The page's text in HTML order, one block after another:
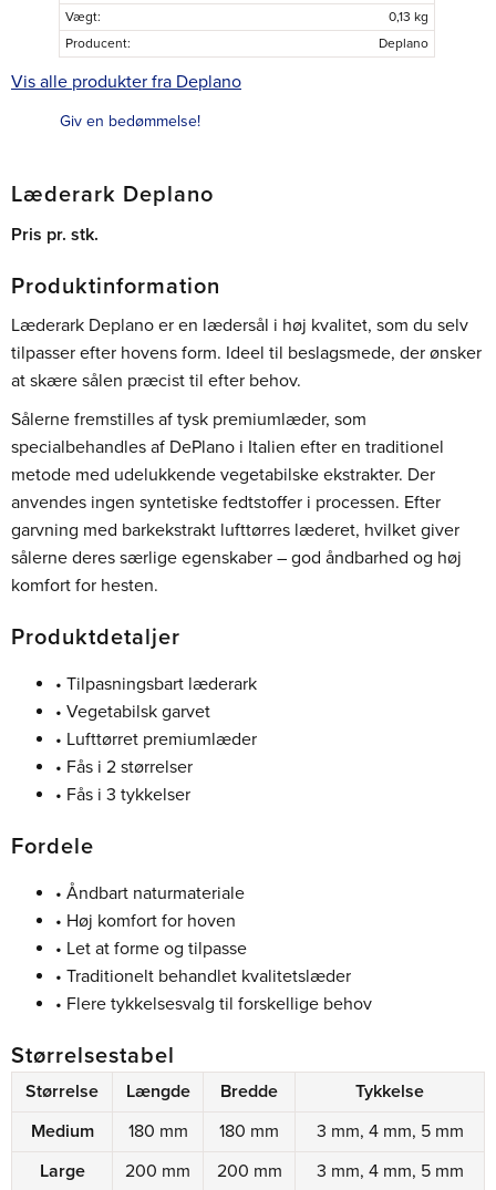
Vægt
0,13 kg
Producent
Deplano
Vis alle produkter fra Deplano
Giv en bedømmelse!
Læderark Deplano
Pris pr. stk.
Produktinformation
Læderark Deplano er en lædersål i høj kvalitet, som du selv
tilpasser efter hovens form. Ideel til beslagsmede, der ønsker
at skære sålen præcist til efter behov.
Sålerne fremstilles af tysk premiumlæder, som
specialbehandles af DePlano i Italien efter en traditionel
metode med udelukkende vegetabilske ekstrakter. Der
anvendes ingen syntetiske fedtstoffer i processen. Efter
garvning med barkekstrakt lufttørres læderet, hvilket giver
sålerne deres særlige egenskaber – god åndbarhed og høj
komfort for hesten.
Produktdetaljer
• Tilpasningsbart læderark
• Vegetabilsk garvet
• Lufttørret premiumlæder
• Fås i 2 størrelser
• Fås i 3 tykkelser
Fordele
• Åndbart naturmateriale
• Høj komfort for hoven
• Let at forme og tilpasse
• Traditionelt behandlet kvalitetslæder
• Flere tykkelsesvalg til forskellige behov
Størrelsestabel
Størrelse Længde Bredde
Tykkelse
Medium
180 mm 180 mm
3 mm, 4 mm, 5 mm
Large
200 mm 200 mm 3 mm, 4 mm, 5 mm